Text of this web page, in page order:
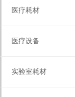
医疗耗材
医疗设备
实验室耗材